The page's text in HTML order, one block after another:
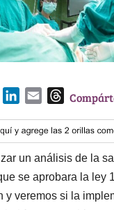
n
k
e
d
I
a
i
l
T
r
e
a
d
s
un análisis de la
se aprobara la ley
y veremos si la